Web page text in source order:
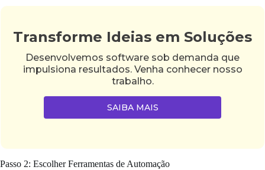
Transforme Ideias em Soluções
Desenvolvemos software sob demanda que
impulsiona resultados. Venha conhecer nosso
trabalho.
SAIBA MAIS
Passo 2: Escolher Ferramentas de Automação